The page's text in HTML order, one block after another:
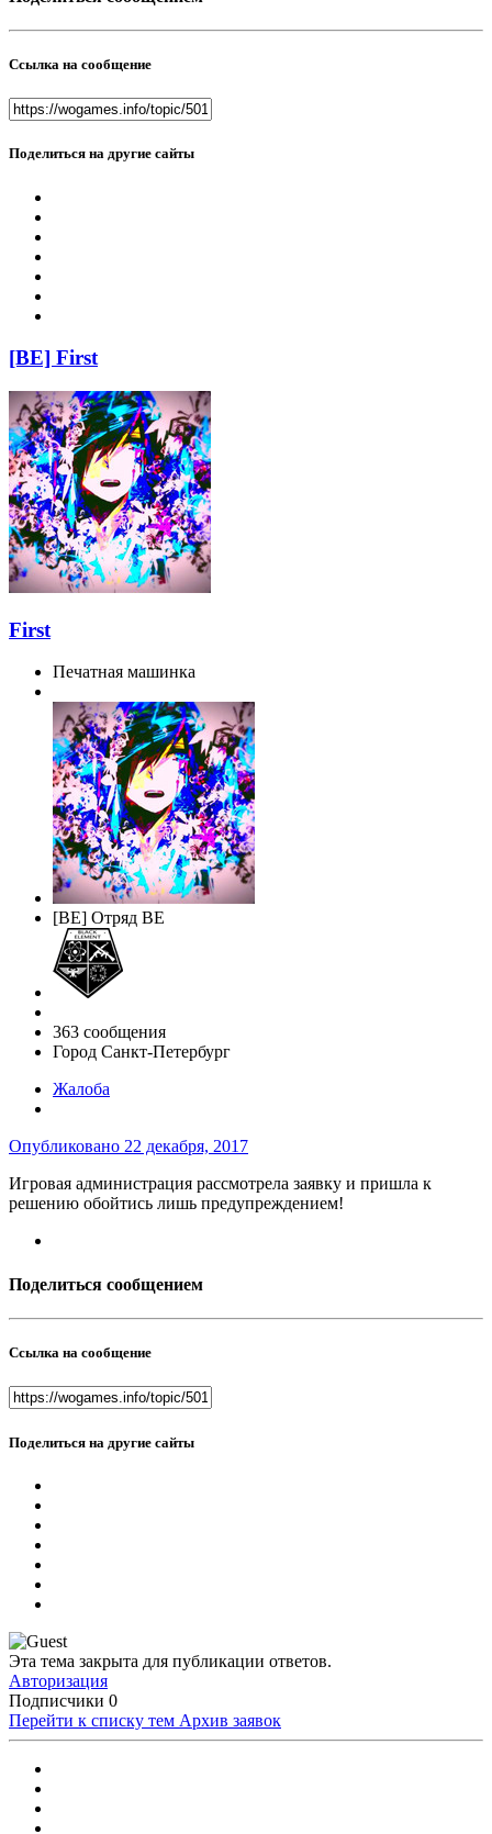
Ссылка на сообщение
Поделиться на другие сайты
[BE] First
First
Печатная машинка
[BE] Отряд BE
363 сообщения
Город Санкт-Петербург
Жалоба
Опубликовано 22 декабря, 2017
Игровая администрация рассмотрела заявку и пришла к
решению обойтись лишь предупреждением!
Поделиться сообщением
Ссылка на сообщение
Поделиться на другие сайты
Эта тема закрыта для публикации ответов.
Авторизация
Подписчики 0
Перейти к списку тем Архив заявок